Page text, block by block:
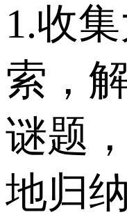
1.收
索，
谜题
地归